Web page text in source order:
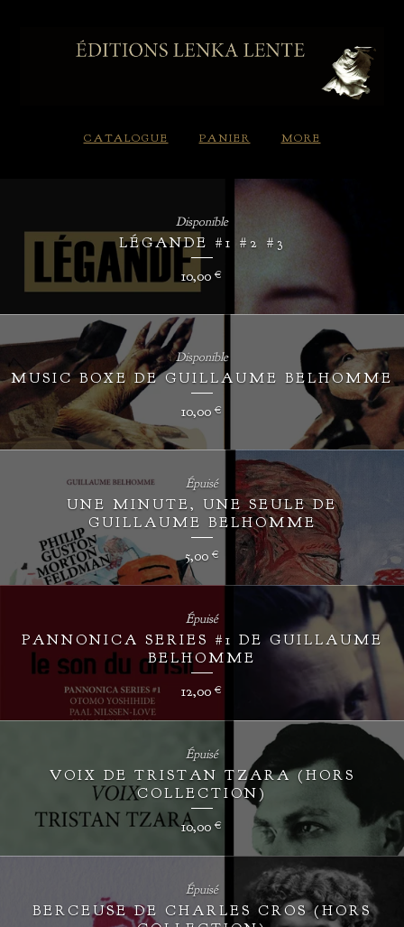
CATALOGUE PANIER MORE
LÉGANDE #1 #2 #3
10,00 €
Disponible
MUSIC BOXE DE GUILLAUME BELHOMME
10,00 €
Disponible
UNE MINUTE, UNE SEULE DE
GUILLAUME BELHOMME
5,00 €
Épuisé
PANNONICA SERIES #1 DE GUILLAUME
BELHOMME
12,00 €
Épuisé
VOIX DE TRISTAN TZARA (HORS
COLLECTION)
10,00 €
Épuisé
BERCEUSE DE CHARLES CROS (HORS
Épuisé